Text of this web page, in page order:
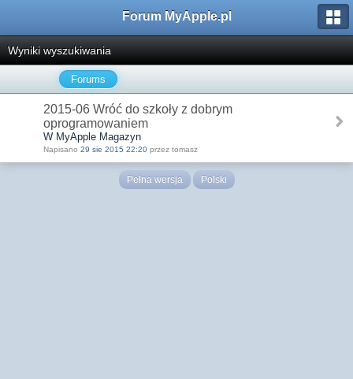
Forum MyApple.pl
Wyniki wyszukiwania
Forums
2015-06 Wróć do szkoły z dobrym
oprogramowaniem
W MyApple Magazyn
Napisano 29 sie 2015 22:20 przez tomasz
Pełna wersja Polski